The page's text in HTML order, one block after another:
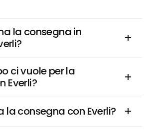
la consegna in
ci vuole per la
Everli?
la consegna con Everli?